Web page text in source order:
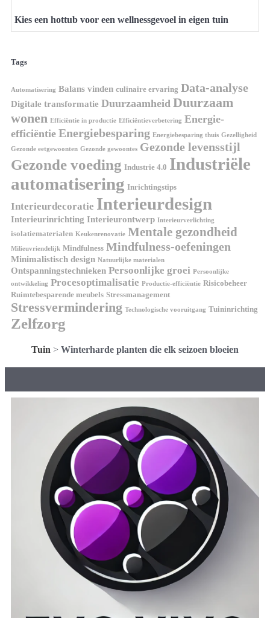
Kies een hottub voor een wellnessgevoel in eigen tuin
Tags
Automatisering Balans vinden culinaire ervaring Data-analyse
Digitale transformatie Duurzaamheid Duurzaam
wonen Efficiëntie in productie Efficiëntieverbetering Energie-
efficiëntie Energiebesparing Energiebesparing thuis Gezelligheid
Gezonde eetgewoonten Gezonde gewoontes Gezonde levensstijl
Gezonde voeding Industrie 4.0 Industriële
automatisering Inrichtingstips
Interieurdecoratie Interieurdesign
Interieurinrichting Interieurontwerp Interieurverlichting
isolatiematerialen Keukenrenovatie Mentale gezondheid
Milieuvriendelijk Mindfulness Mindfulness-oefeningen
Minimalistisch design Natuurlijke materialen
Ontspanningstechnieken Persoonlijke groei Persoonlijke
ontwikkeling Procesoptimalisatie Productie-efficiëntie Risicobeheer
Ruimtebesparende meubels Stressmanagement
Stressvermindering Technologische vooruitgang Tuininrichting
Zelfzorg
Tuin > Winterharde planten die elk seizoen bloeien